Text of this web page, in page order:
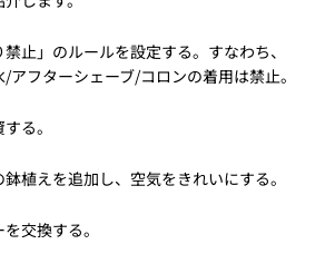
止」のルールを設定する。すなわち、
フターシェーブ/コロンの着用は禁止。
る。
植えを追加し、空気をきれいにする。
交換する。